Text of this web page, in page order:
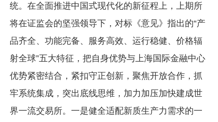
统。在全面推进中国式现代化的新征程上，上期所
将在证监会的坚强领导下，对标《意见》指出的“产
品齐全、功能完备、服务高效、运行稳健、价格辐
射全球”五大特征，把自身优势与上海国际金融中心
优势紧密结合，紧扣守正创新，聚焦开放合作，抓
牢系统集成，突出底线思维，加力加压加快建成世
界一流交易所。一是健全适配新质生产力需求的一